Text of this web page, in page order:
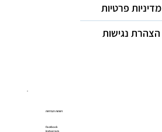
מדיניות פרטיות
הצהרת נגישות
רשתות חברתיות
Facebook
Instagram